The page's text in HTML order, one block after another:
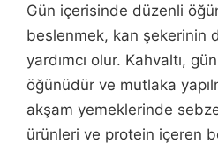
Gün içerisinde düzenli
beslenmek, kan şekerinin
yardımcı olur. Kahvaltı,
öğünüdür ve mutlaka
akşam yemeklerinde
ürünleri ve protein içeren